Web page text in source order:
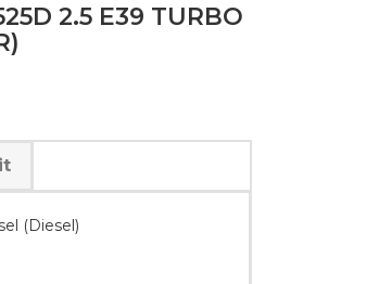
2.5 E39 TURBO
(Diesel)